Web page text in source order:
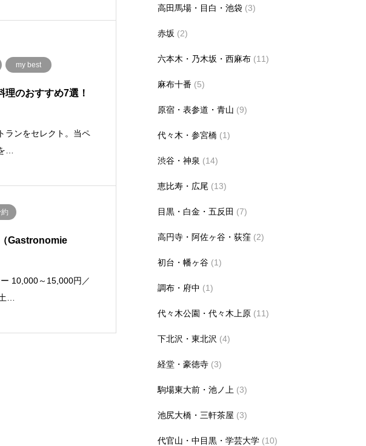
my best
理のおすすめ7選！
ランをセレクト。当ペ
…
Gastronomie
10,000～15,000円／
…
高田馬場・目白・池袋 (3)
赤坂 (2)
六本木・乃木坂・西麻布 (11)
麻布十番 (5)
原宿・表参道・青山 (9)
代々木・参宮橋 (1)
渋谷・神泉 (14)
恵比寿・広尾 (13)
目黒・白金・五反田 (7)
高円寺・阿佐ヶ谷・荻窪 (2)
初台・幡ヶ谷 (1)
調布・府中 (1)
代々木公園・代々木上原 (11)
下北沢・東北沢 (4)
経堂・豪徳寺 (3)
駒場東大前・池ノ上 (3)
池尻大橋・三軒茶屋 (3)
代官山・中目黒・学芸大学 (10)